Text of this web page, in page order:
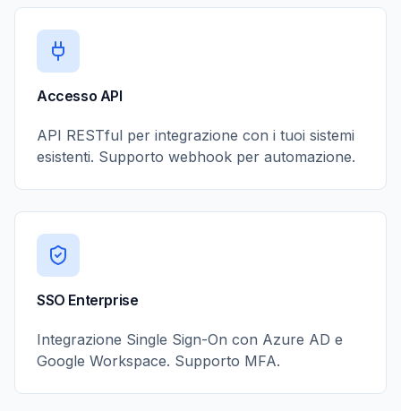
Accesso API
API RESTful per integrazione con i tuoi sistemi
esistenti. Supporto webhook per automazione.
SSO Enterprise
Integrazione Single Sign-On con Azure AD e
Google Workspace. Supporto MFA.